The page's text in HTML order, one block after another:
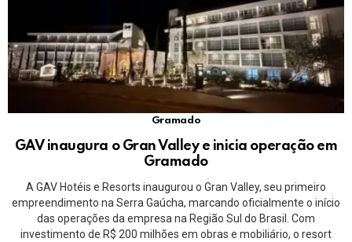
Gramado
GAV inaugura o Gran Valley e inicia operação em
Gramado
A GAV Hotéis e Resorts inaugurou o Gran Valley, seu primeiro
empreendimento na Serra Gaúcha, marcando oficialmente o início
das operações da empresa na Região Sul do Brasil. Com
investimento de R$ 200 milhões em obras e mobiliário, o resort